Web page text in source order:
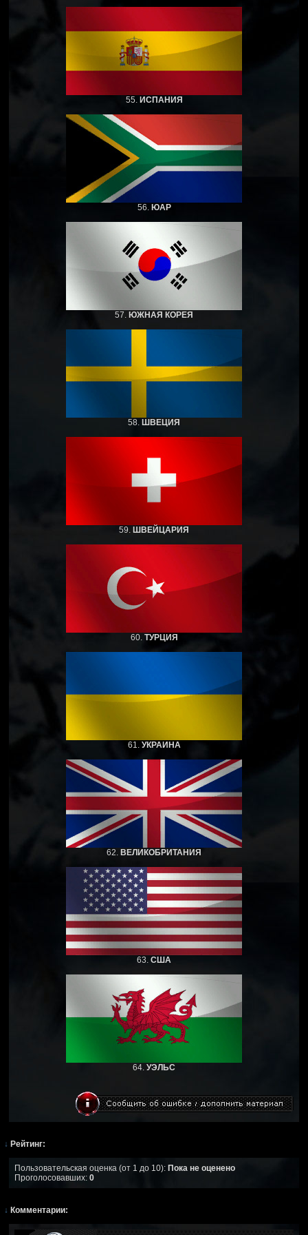
55. ИСПАНИЯ
56. ЮАР
57. ЮЖНАЯ КОРЕЯ
58. ШВЕЦИЯ
59. ШВЕЙЦАРИЯ
60. ТУРЦИЯ
61. УКРАИНА
62. ВЕЛИКОБРИТАНИЯ
63. США
64. УЭЛЬС
↓ Рейтинг:
Пользовательская оценка (от 1 до 10): Пока не оценено
Проголосовавших: 0
↓ Комментарии: